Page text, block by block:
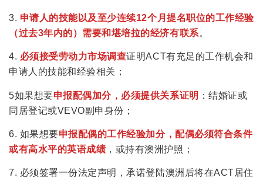
3. 申请人的技能以及至少连续12个月提名职位的工作经验
（过去3年内的）需要和堪培拉的经济有联系。
4. 必须接受劳动力市场调查证明ACT有充足的工作机会和
申请人的技能和经验相关；
5如果想要申报配偶加分，必须提供关系证明 ：结婚证或
同居登记或VEVO副申身份；
6. 如果想要申报配偶的工作经验加分，配偶必须符合条件
或有高水平的英语成绩，或持有澳洲护照；
7. 必须签署一份法定声明，承诺登陆澳洲后将在ACT居住